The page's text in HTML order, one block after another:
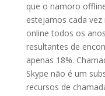
que o namoro
estejamos cada
online todos os
resultantes de
apenas 18%.
Skype não é um
recursos de